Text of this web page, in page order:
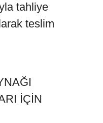
tahliye
teslim
İÇİN